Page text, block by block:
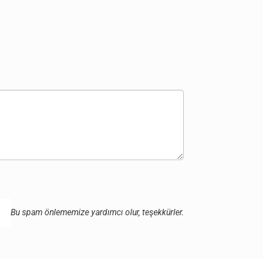
Bu spam önlememize yardımcı olur, teşekkürler.